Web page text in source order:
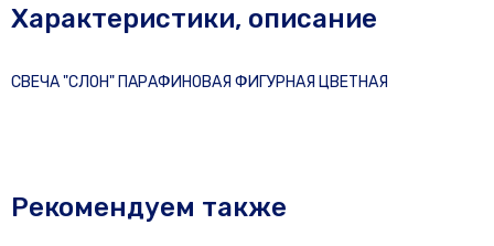
Характеристики, описание
СВЕЧА "СЛОН" ПАРАФИНОВАЯ ФИГУРНАЯ ЦВЕТНАЯ
Рекомендуем также